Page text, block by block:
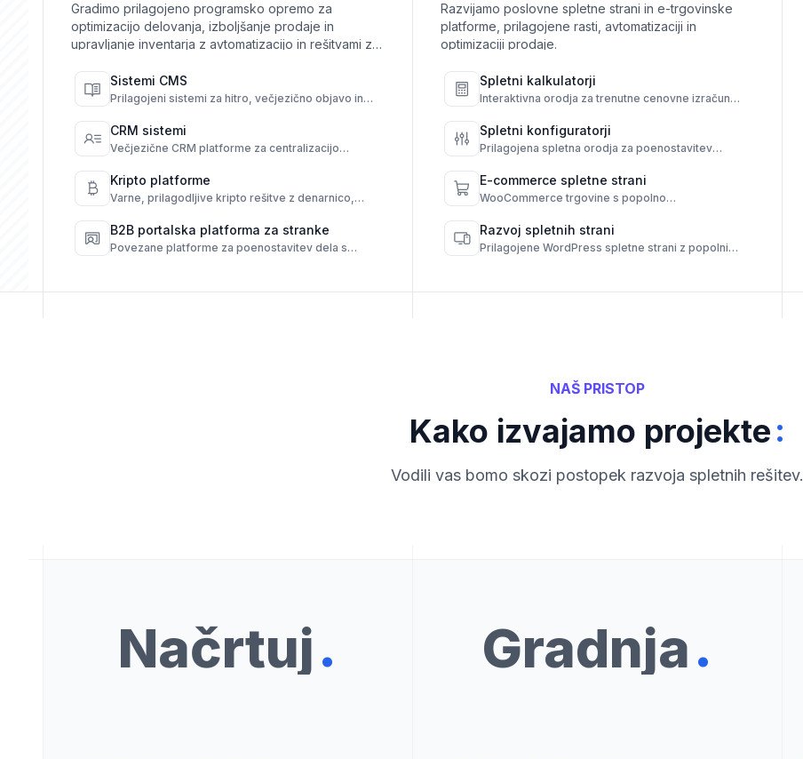
Gradimo prilagojeno programsko opremo za
optimizacijo delovanja, izboljšanje prodaje in
upravljanje inventarja z avtomatizacijo in rešitvami za
Sistemi CMS
Prilagojeni sistemi za hitro, večjezično objavo in
CRM sistemi
Večjezične CRM platforme za centralizacijo
Kripto platforme
Varne, prilagodljive kripto rešitve z denarnico,
B2B portalska platforma za stranke
Povezane platforme za poenostavitev dela s
Razvijamo poslovne spletne strani in e-trgovinske
platforme, prilagojene rasti, avtomatizaciji in
optimizaciji prodaje.
Spletni kalkulatorji
Interaktivna orodja za trenutne cenovne izračune,
Spletni konfiguratorji
Prilagojena spletna orodja za poenostavitev
E-commerce spletne strani
WooCommerce trgovine s popolno
Razvoj spletnih strani
Prilagojene WordPress spletne strani z popolnim
NAŠ PRISTOP
Kako izvajamo projekte:
Vodili vas bomo skozi postopek razvoja spletnih rešitev.
Načrtuj. Gradnja.